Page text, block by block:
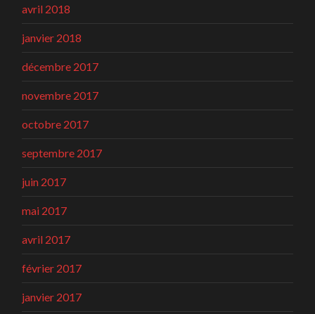
avril 2018
janvier 2018
décembre 2017
novembre 2017
octobre 2017
septembre 2017
juin 2017
mai 2017
avril 2017
février 2017
janvier 2017